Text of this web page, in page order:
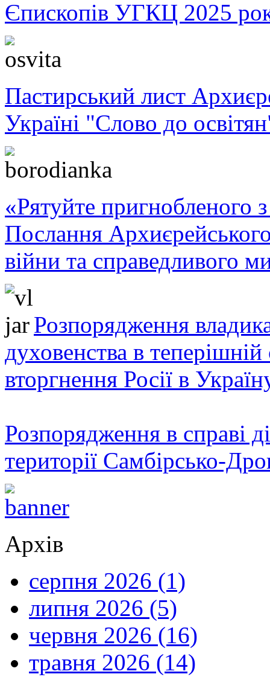
Єпископів УГКЦ 2025
Пастирський лист
Україні "Слово до
«Рятуйте пригнобленого
Послання
війни та справедливого
Розпорядження
духовенства в теперішній
вторгнення Росії в
Розпорядження в справі
території Самбірсько-
Архів
серпня 2026 (1)
липня 2026 (5)
червня 2026 (16)
травня 2026 (14)